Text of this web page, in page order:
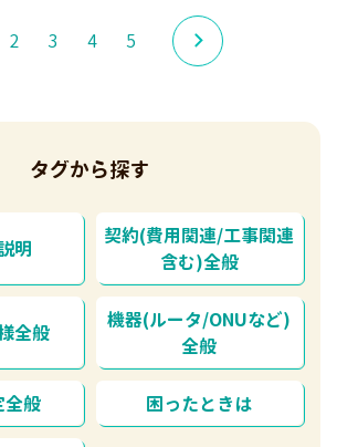
2 3 4 5
タグから探す
明
契約(費用関連/工事関連
含む)全般
全般
機器(ルータ/ONUなど)
全般
全般 困ったときは